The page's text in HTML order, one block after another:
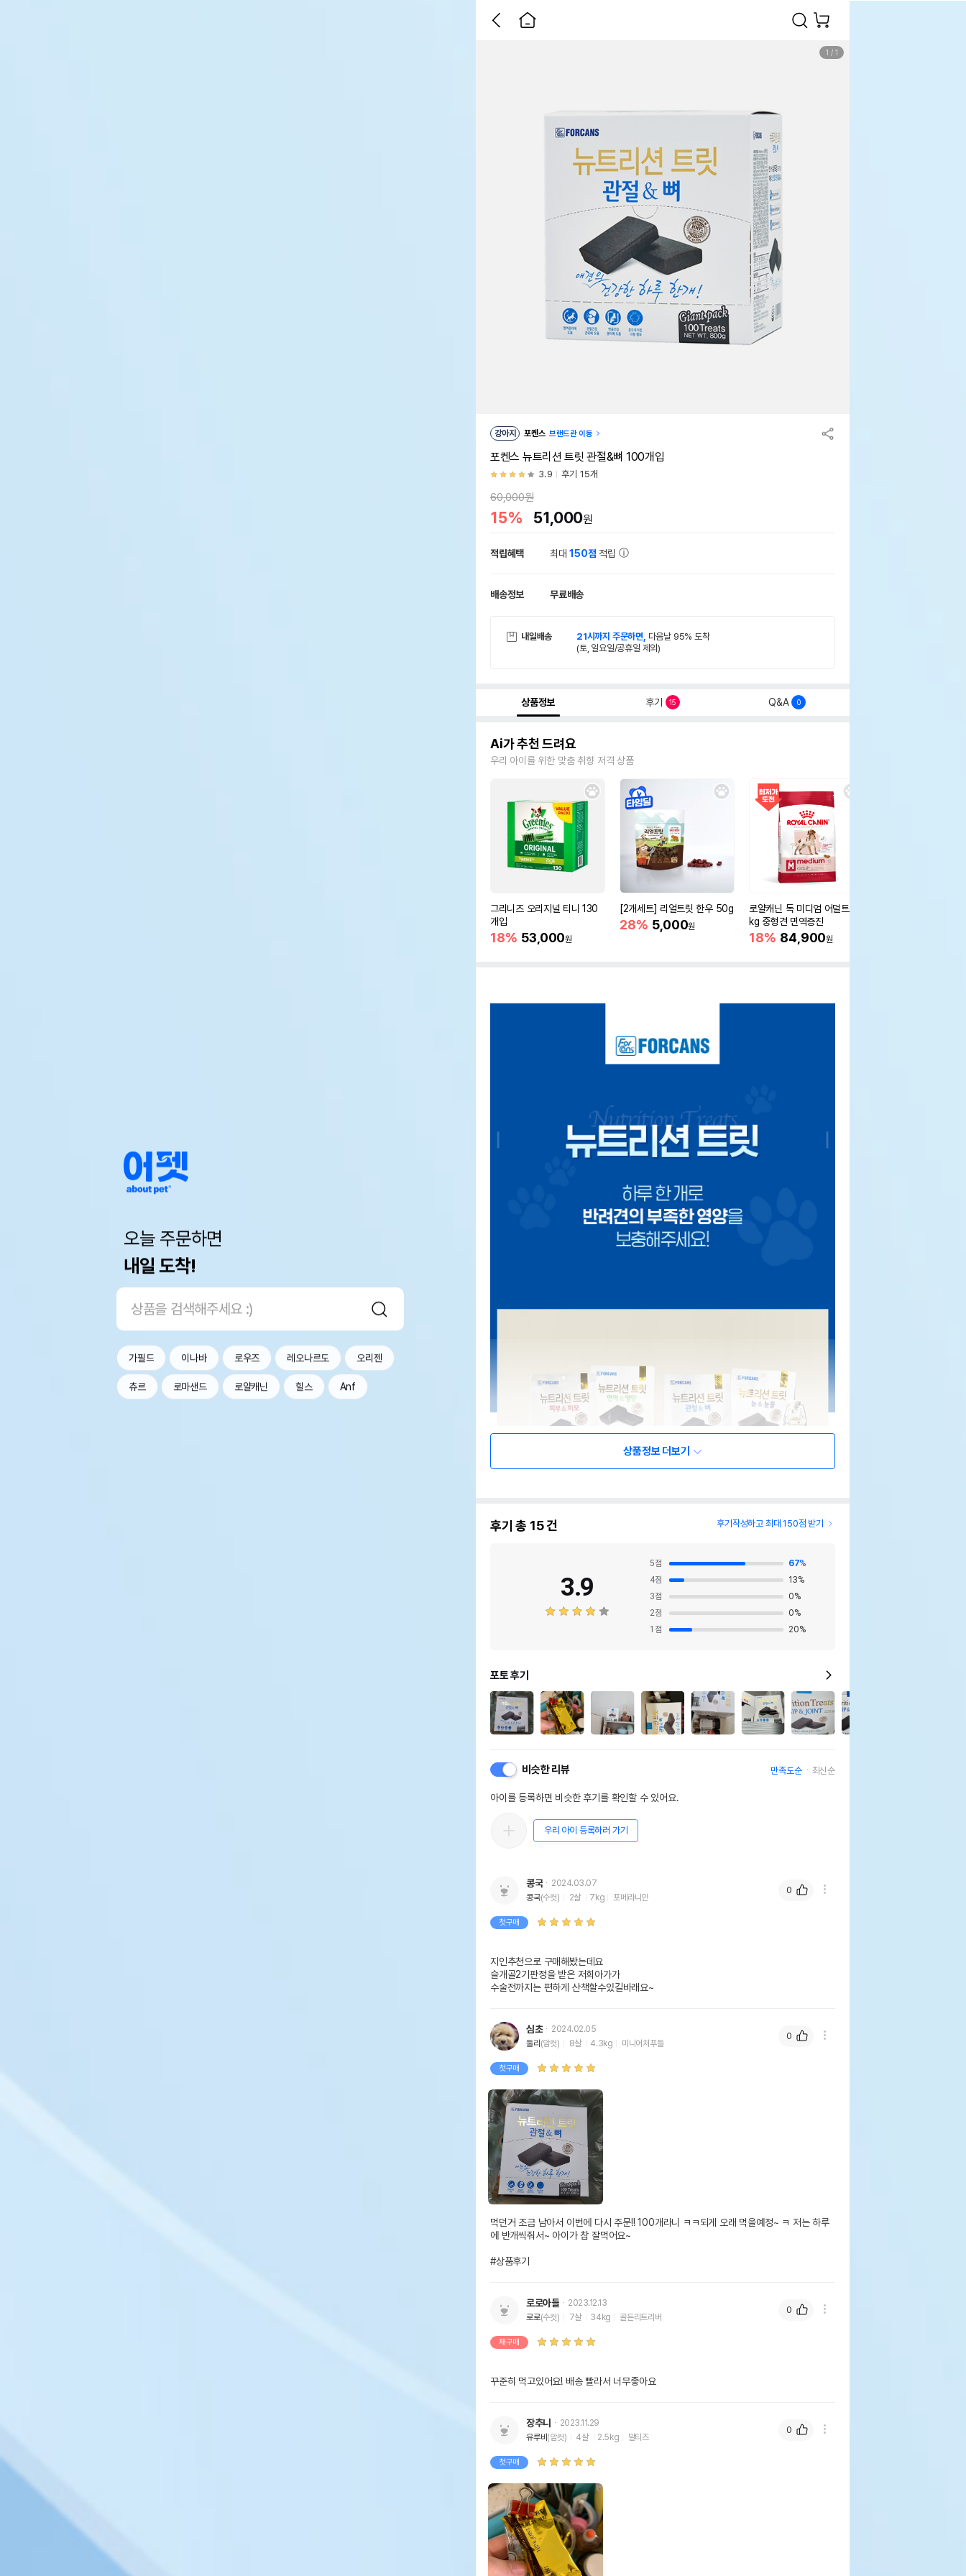
오늘 주문하면
내일 도착!
가필드 이나바 로우즈 레오나르도 오리젠
츄르 로마샌드 로얄캐닌 힐스 Anf
1 / 1
강아지 포켄스 브랜드관 이동
포켄스 뉴트리션 트릿 관절&뼈 100개입
3.9 후기 15개
60,000원
15% 51,000원
적립혜택 최대150점 적립
배송정보 무료배송
내일배송 21시까지 주문하면, 다음날 95% 도착
(토, 일요일/공휴일 제외)
상품정보 후기 15 Q&A 0
Ai가 추천 드려요
우리 아이를 위한 맞춤 취향 저격 상품
그리니즈 오리지널 티니 130
개입
18% 53,000원
[2개세트] 리얼트릿 한우 50g
28% 5,000원
로얄캐닌 독 미디엄 어덜트 10
kg 중형견 면역증진
18% 84,900원
상품정보 더보기
후기 총 15건 후기작성하고 최대 150점 받기
3.9
5점 67%
4점 13%
3점 0%
2점 0%
1 점 20%
포토 후기
비슷한 리뷰 만족도순 최신순
아이를 등록하면 비슷한 후기를 확인할 수 있어요.
우리 아이 등록하러 가기
콩국
2024.03.07
콩국(수컷) 2살 7kg 포메라니안
첫구매
지인추천으로 구매해봤는데요
슬개골2기판정을 받은 저희아가가
수술전까지는 편하게 산책할수있길바래요~
0
심초
2024.02.05
둘리(암컷) 8살 4.3kg 미니어처푸들
첫구매
먹던거 조금 남아서 이번에 다시 주문!! 100개라니 ㅋㅋ되게 오래 먹을예정~ ㅋ 저는 하루
에 반개씩줘서~ 아이가 참 잘먹어요~
#상품후기
0
로로아들
2023.12.13
로로(수컷) 7살 34kg 골든리트리버
재구매
꾸준히 먹고있어요! 배송 빨라서 너무좋아요
0
장추니
2023.11.29
유루비(암컷) 4살 2.5kg 말티즈
첫구매
0